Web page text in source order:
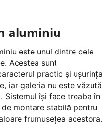
aluminiu
este unul dintre cele
Acestea sunt
practic și ușurința
iar galeria nu este văzută
Sistemul își face treaba în
montare stabilă pentru
frumusețea acestora.